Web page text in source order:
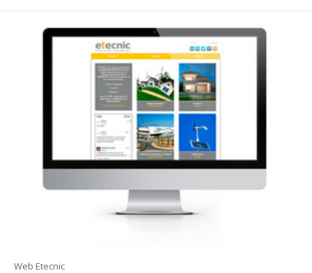
Web Etecnic